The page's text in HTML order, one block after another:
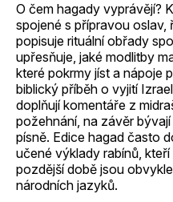
O čem hagady vyprávějí?
spojené s přípravou oslav,
popisuje rituální obřady
upřesňuje, jaké modlitby
které pokrmy jíst a nápoje
biblický příběh o vyjití
doplňují komentáře z
požehnání, na závěr
písně. Edice hagad často
učené výklady rabínů,
pozdější době jsou
národních jazyků.